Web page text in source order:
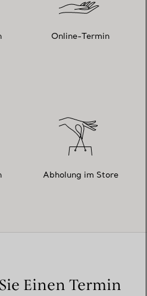
Online-Termin
Abholung im Store
Einen Termin